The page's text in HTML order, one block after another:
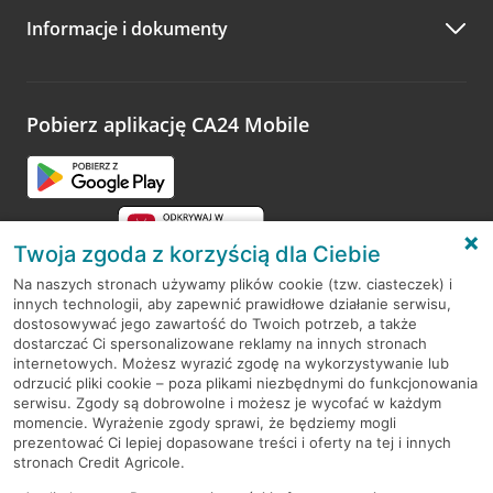
Zachęcamy do podzielenia się z nami opinią o wizycie.
opinie.
Informacje i dokumenty
Pobierz aplikację CA24 Mobile
RODO
Regulamin serwisu
Mapa serwisu
PolitykaCookies
Twoja zgoda z korzyścią dla Ciebie
Na naszych stronach używamy plików cookie (tzw. ciasteczek) i
innych technologii, aby zapewnić prawidłowe działanie serwisu,
dostosowywać jego zawartość do Twoich potrzeb, a także
dostarczać Ci spersonalizowane reklamy na innych stronach
internetowych. Możesz wyrazić zgodę na wykorzystywanie lub
odrzucić pliki cookie – poza plikami niezbędnymi do funkcjonowania
serwisu. Zgody są dobrowolne i możesz je wycofać w każdym
momencie. Wyrażenie zgody sprawi, że będziemy mogli
prezentować Ci lepiej dopasowane treści i oferty na tej i innych
stronach Credit Agricole.